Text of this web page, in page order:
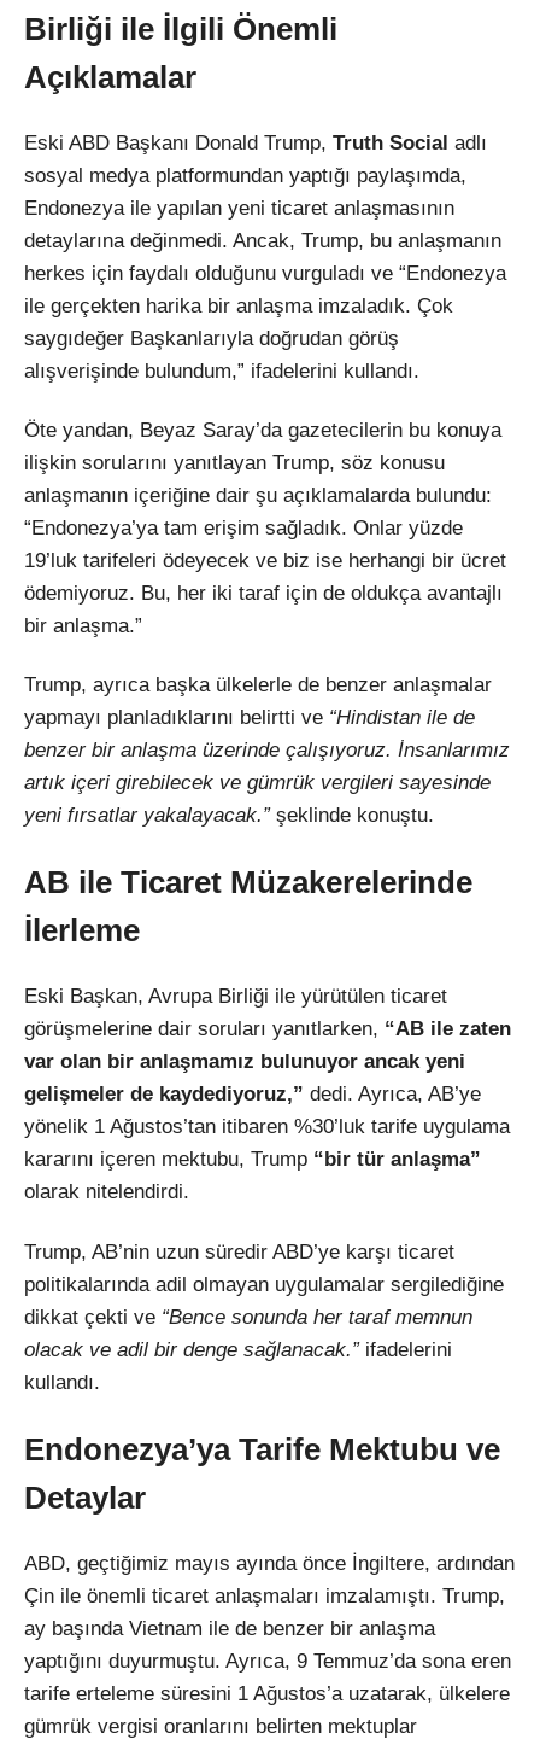
Instagram
Youtube
Birliği ile İlgili Önemli
Açıklamalar
Eski ABD Başkanı Donald Trump, Truth Social adlı
sosyal medya platformundan yaptığı paylaşımda,
Endonezya ile yapılan yeni ticaret anlaşmasının
detaylarına değinmedi. Ancak, Trump, bu anlaşmanın
herkes için faydalı olduğunu vurguladı ve “Endonezya
ile gerçekten harika bir anlaşma imzaladık. Çok
saygıdeğer Başkanlarıyla doğrudan görüş
alışverişinde bulundum,” ifadelerini kullandı.
Öte yandan, Beyaz Saray’da gazetecilerin bu konuya
ilişkin sorularını yanıtlayan Trump, söz konusu
anlaşmanın içeriğine dair şu açıklamalarda bulundu:
“Endonezya’ya tam erişim sağladık. Onlar yüzde
19’luk tarifeleri ödeyecek ve biz ise herhangi bir ücret
ödemiyoruz. Bu, her iki taraf için de oldukça avantajlı
bir anlaşma.”
Trump, ayrıca başka ülkelerle de benzer anlaşmalar
yapmayı planladıklarını belirtti ve “Hindistan ile de
benzer bir anlaşma üzerinde çalışıyoruz. İnsanlarımız
artık içeri girebilecek ve gümrük vergileri sayesinde
yeni fırsatlar yakalayacak.”şeklinde konuştu.
AB ile Ticaret Müzakerelerinde
İlerleme
Eski Başkan, Avrupa Birliği ile yürütülen ticaret
görüşmelerine dair soruları yanıtlarken, “AB ile zaten
var olan bir anlaşmamız bulunuyor ancak yeni
gelişmeler de kaydediyoruz,” dedi. Ayrıca, AB’ye
yönelik 1 Ağustos’tan itibaren %30’luk tarife uygulama
kararını içeren mektubu, Trump “bir tür anlaşma”
olarak nitelendirdi.
Trump, AB’nin uzun süredir ABD’ye karşı ticaret
politikalarında adil olmayan uygulamalar sergilediğine
dikkat çekti ve “Bence sonunda her taraf memnun
olacak ve adil bir denge sağlanacak.”ifadelerini
kullandı.
Endonezya’ya Tarife Mektubu ve
Detaylar
ABD, geçtiğimiz mayıs ayında önce İngiltere, ardından
Çin ile önemli ticaret anlaşmaları imzalamıştı. Trump,
ay başında Vietnam ile de benzer bir anlaşma
yaptığını duyurmuştu. Ayrıca, 9 Temmuz’da sona eren
tarife erteleme süresini 1 Ağustos’a uzatarak, ülkelere
gümrük vergisi oranlarını belirten mektuplar